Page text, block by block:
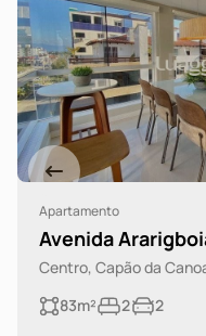
Apartamento
Avenida
Centro, Capão da
83m²
2 2